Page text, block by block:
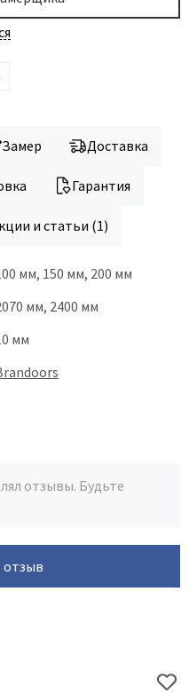
Замер Доставка
Гарантия
и статьи (1)
мм, 150 мм, 200 мм
мм, 2400 мм
мм
отзывы. Будьте
отзыв